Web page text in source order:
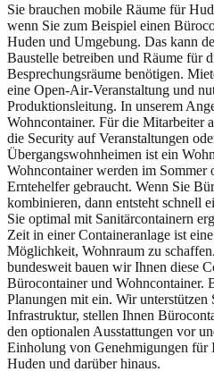
Sie brauchen mobile Räume für
wenn Sie zum Beispiel einen
Huden und Umgebung. Das kann
Baustelle betreiben und Räume für
Besprechungsräume benötigen.
eine Open-Air-Veranstaltung und
Produktionsleitung. In unserem
Wohncontainer. Für die Mitarbeiter
die Security auf Veranstaltungen
Übergangswohnheimen ist ein
Wohncontainer werden im Sommer
Erntehelfer gebraucht. Wenn Sie
kombinieren, dann entsteht schnell
Sie optimal mit Sanitärcontainern
Zeit in einer Containeranlage ist
Möglichkeit, Wohnraum zu
bundesweit bauen wir Ihnen diese
Bürocontainer und Wohncontainer.
Planungen mit ein. Wir unterstützen
Infrastruktur, stellen Ihnen
den optionalen Ausstattungen vor
Einholung von Genehmigungen für
Huden und darüber hinaus.